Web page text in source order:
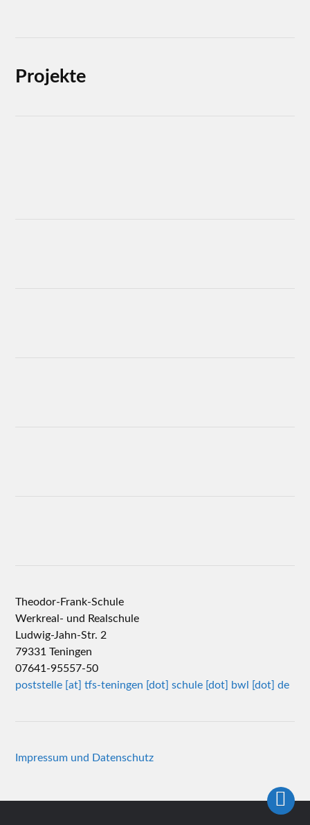
Projekte
Theodor-Frank-Schule
Werkreal- und Realschule
Ludwig-Jahn-Str. 2
79331 Teningen
07641-95557-50
poststelle [at] tfs-teningen [dot] schule [dot] bwl [dot] de
Impressum und Datenschutz